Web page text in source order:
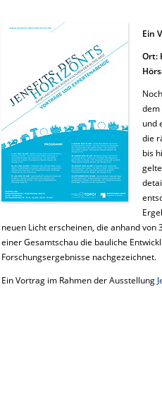
Ein
Ort:
dem
und
die
bis
neuen Licht erscheinen, die anhand
einer Gesamtschau die bauliche
Forschungsergebnisse nachgezeichnet.
Ein Vortrag im Rahmen der Ausstellung